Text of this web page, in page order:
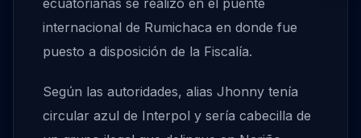
ecuatorianas se realizó en el puente
internacional de Rumichaca en donde fue
puesto a disposición de la Fiscalía.
Según las autoridades, alias Jhonny tenía
circular azul de Interpol y sería cabecilla de